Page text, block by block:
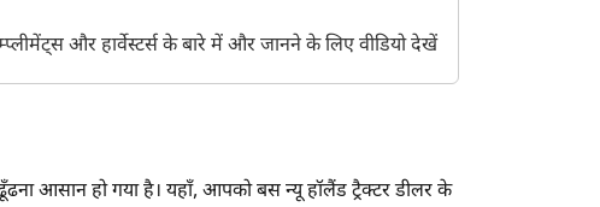
और हार्वेस्टर्स के बारे में और जानने के लिए वीडियो देखें
आसान हो गया है। यहाँ, आपको बस न्यू हॉलैंड ट्रैक्टर डीलर के